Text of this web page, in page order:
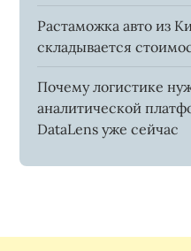
Растаможка авто из
складывается
Почему логистике
аналитической
DataLens уже сейчас